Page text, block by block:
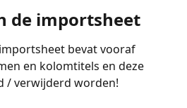
de importsheet
bevat vooraf
en kolomtitels en deze
/ verwijderd worden!